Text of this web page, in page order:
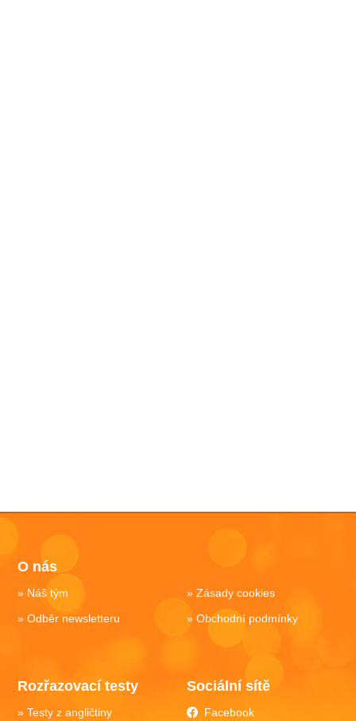
O nás
Náš tým
Odběr newsletteru
Zásady cookies
Obchodní podmínky
Rozřazovací testy
Testy z angličtiny
Sociální sítě
Facebook